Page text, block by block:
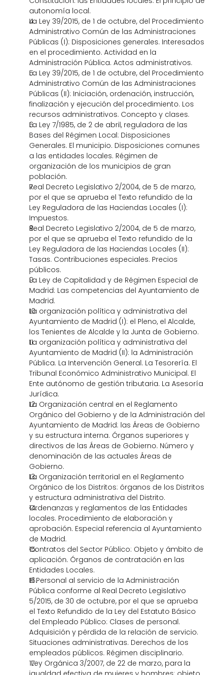
autonomía local.
La Ley 39/2015, de 1 de octubre, del Procedimiento
Administrativo Común de las Administraciones
Públicas (I): Disposiciones generales. Interesados
en el procedimiento. Actividad en la
Administración Pública. Actos administrativos.
La Ley 39/2015, de 1 de octubre, del Procedimiento
Administrativo Común de las Administraciones
Públicas (II): Iniciación, ordenación, instrucción,
finalización y ejecución del procedimiento. Los
recursos administrativos. Concepto y clases.
La Ley 7/1985, de 2 de abril, reguladora de las
Bases del Régimen Local: Disposiciones
Generales. El municipio. Disposiciones comunes
a las entidades locales. Régimen de
organización de los municipios de gran
población.
Real Decreto Legislativo 2/2004, de 5 de marzo,
por el que se aprueba el Texto refundido de la
Ley Reguladora de las Haciendas Locales (I):
Impuestos.
Real Decreto Legislativo 2/2004, de 5 de marzo,
por el que se aprueba el Texto refundido de la
Ley Reguladora de las Haciendas Locales (II):
Tasas. Contribuciones especiales. Precios
públicos.
La Ley de Capitalidad y de Régimen Especial de
Madrid: Las competencias del Ayuntamiento de
Madrid.
La organización política y administrativa del
Ayuntamiento de Madrid (I): el Pleno, el Alcalde,
los Tenientes de Alcalde y la Junta de Gobierno.
La organización política y administrativa del
Ayuntamiento de Madrid (II): la Administración
Pública. La Intervención General. La Tesorería. El
Tribunal Económico Administrativo Municipal. El
Ente autónomo de gestión tributaria. La Asesoría
Jurídica.
La Organización central en el Reglamento
Orgánico del Gobierno y de la Administración del
Ayuntamiento de Madrid: las Áreas de Gobierno
y su estructura interna. Órganos superiores y
directivos de las Áreas de Gobierno. Número y
denominación de las actuales Áreas de
Gobierno.
La Organización territorial en el Reglamento
Orgánico de los Distritos: órganos de los Distritos
y estructura administrativa del Distrito.
Ordenanzas y reglamentos de las Entidades
locales. Procedimiento de elaboración y
aprobación. Especial referencia al Ayuntamiento
de Madrid.
Contratos del Sector Público: Objeto y ámbito de
aplicación. Órganos de contratación en las
Entidades Locales.
El Personal al servicio de la Administración
Pública conforme al Real Decreto Legislativo
5/2015, de 30 de octubre, por el que se aprueba
el Texto Refundido de la Ley del Estatuto Básico
del Empleado Público: Clases de personal.
Adquisición y pérdida de la relación de servicio.
Situaciones administrativas. Derechos de los
empleados públicos. Régimen disciplinario.
Ley Orgánica 3/2007, de 22 de marzo, para la